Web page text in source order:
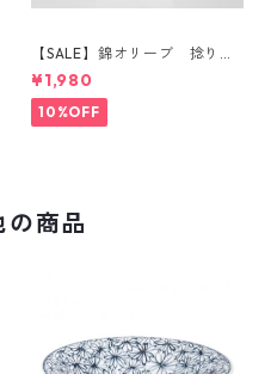
【SALE】錦オリーブ 捻り湯
呑（橙）
¥1,980
10%OFF
の商品